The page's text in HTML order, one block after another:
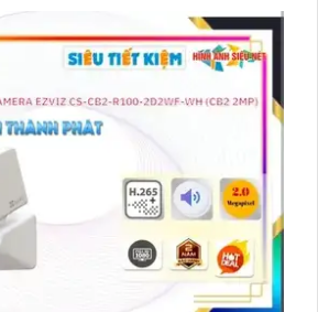
phát hiện thông minh và cảnh báo
phù hợp cho công trình kho hàng,